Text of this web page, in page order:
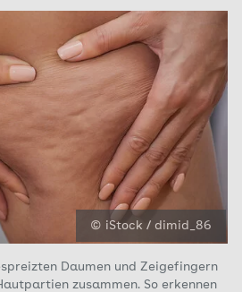
© iStock / dimid_86
Daumen und Zeigefingern
zusammen. So erkennen